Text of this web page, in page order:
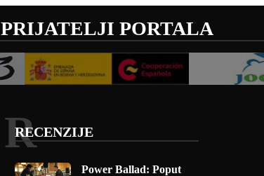
PRIJATELJI PORTALA
RECENZIJE
R
Power Ballad: Poput